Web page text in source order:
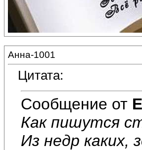
Анна-1001
Цитата:
Сообщение от
Как пишутся
Из недр каких,